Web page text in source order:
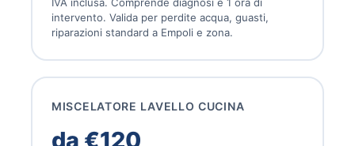
intervento. Valida per perdite acqua, guasti,
riparazioni standard a Empoli e zona.
MISCELATORE LAVELLO CUCINA
da €120